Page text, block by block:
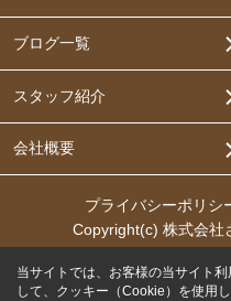
ブログ一覧
スタッフ紹介
会社概要
プライバシーポリシ
Copyright(c) 株式会社
当サイトでは、お客様の当サイト
して、クッキー（Cookie）を使用し